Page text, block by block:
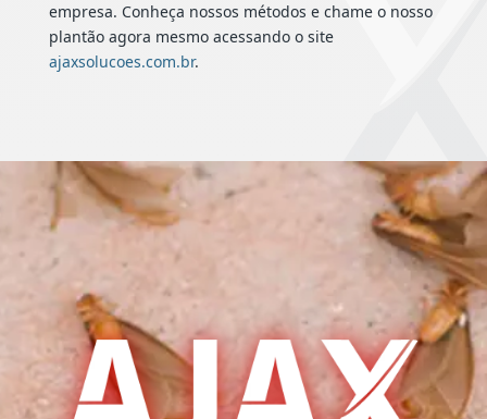
empresa. Conheça nossos métodos e chame o nosso
plantão agora mesmo acessando o site
ajaxsolucoes.com.br.